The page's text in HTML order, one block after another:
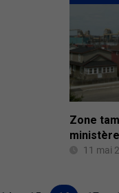
Zone
11 mai